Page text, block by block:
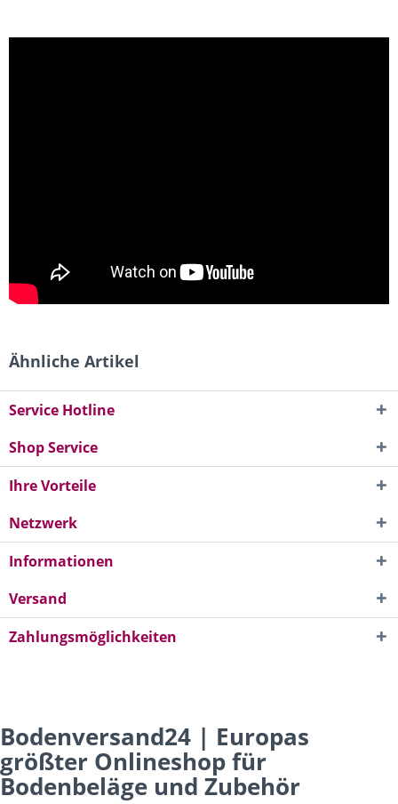
Ähnliche Artikel
Service Hotline
Shop Service
Ihre Vorteile
Netzwerk
Informationen
Versand
Zahlungsmöglichkeiten
Bodenversand24 | Europas
größter Onlineshop für
Bodenbeläge und Zubehör